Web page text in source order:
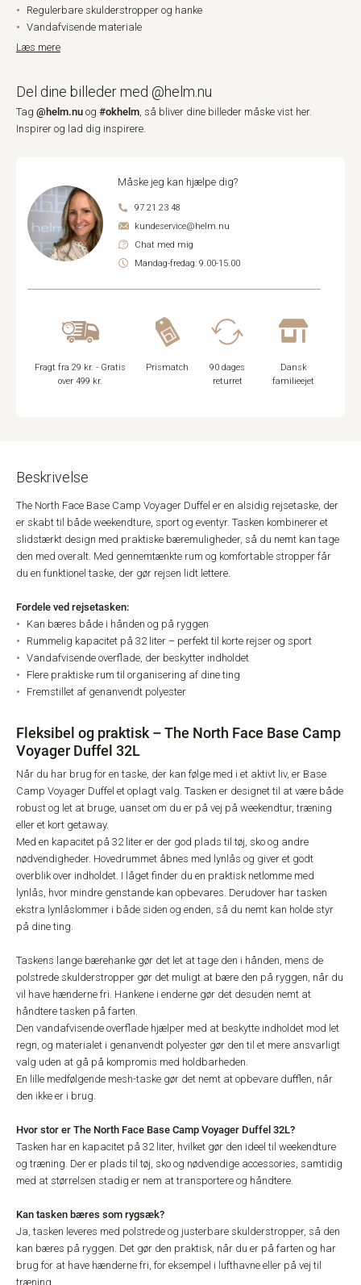
Regulerbare skulderstropper og hanke
Vandafvisende materiale
Læs mere
Del dine billeder med @helm.nu
Tag @helm.nu og #okhelm, så bliver dine billeder måske vist her.
Inspirer og lad dig inspirere.
Måske jeg kan hjælpe dig?
97 21 23 48
kundeservice@helm.nu
Chat med mig
Mandag-fredag: 9.00-15.00
Fragt fra 29 kr. - Gratis
over 499 kr.
Prismatch
90 dages
returret
Dansk
familieejet
Beskrivelse
The North Face Base Camp Voyager Duffel er en alsidig rejsetaske, der
er skabt til både weekendture, sport og eventyr. Tasken kombinerer et
slidstærkt design med praktiske bæremuligheder, så du nemt kan tage
den med overalt. Med gennemtænkte rum og komfortable stropper får
du en funktionel taske, der gør rejsen lidt lettere.
Fordele ved rejsetasken:
Kan bæres både i hånden og på ryggen
Rummelig kapacitet på 32 liter – perfekt til korte rejser og sport
Vandafvisende overflade, der beskytter indholdet
Flere praktiske rum til organisering af dine ting
Fremstillet af genanvendt polyester
Fleksibel og praktisk – The North Face Base Camp
Voyager Duffel 32L
Når du har brug for en taske, der kan følge med i et aktivt liv, er Base
Camp Voyager Duffel et oplagt valg. Tasken er designet til at være både
robust og let at bruge, uanset om du er på vej på weekendtur, træning
eller et kort getaway.
Med en kapacitet på 32 liter er der god plads til tøj, sko og andre
nødvendigheder. Hovedrummet åbnes med lynlås og giver et godt
overblik over indholdet. I låget finder du en praktisk netlomme med
lynlås, hvor mindre genstande kan opbevares. Derudover har tasken
ekstra lynlåslommer i både siden og enden, så du nemt kan holde styr
på dine ting.
Taskens lange bærehanke gør det let at tage den i hånden, mens de
polstrede skulderstropper gør det muligt at bære den på ryggen, når du
vil have hænderne fri. Hankene i enderne gør det desuden nemt at
håndtere tasken på farten.
Den vandafvisende overflade hjælper med at beskytte indholdet mod let
regn, og materialet i genanvendt polyester gør den til et mere ansvarligt
valg uden at gå på kompromis med holdbarheden.
En lille medfølgende mesh-taske gør det nemt at opbevare dufflen, når
den ikke er i brug.
Hvor stor er The North Face Base Camp Voyager Duffel 32L?
Tasken har en kapacitet på 32 liter, hvilket gør den ideel til weekendture
og træning. Der er plads til tøj, sko og nødvendige accessories, samtidig
med at størrelsen stadig er nem at transportere og håndtere.
Kan tasken bæres som rygsæk?
Ja, tasken leveres med polstrede og justerbare skulderstropper, så den
kan bæres på ryggen. Det gør den praktisk, når du er på farten og har
brug for at have hænderne fri, for eksempel i lufthavne eller på vej til
træning.